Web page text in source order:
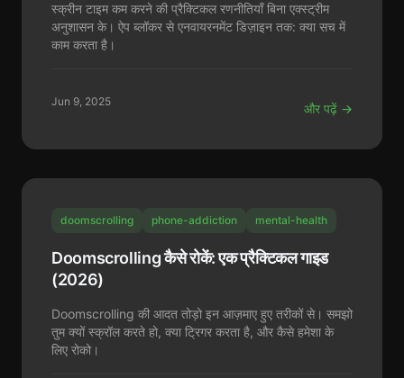
स्क्रीन टाइम कम करने की प्रैक्टिकल रणनीतियाँ बिना एक्स्ट्रीम
अनुशासन के। ऐप ब्लॉकर से एनवायरनमेंट डिज़ाइन तक: क्या सच में
काम करता है।
Jun 9, 2025 और पढ़ें →
doomscrolling phone-addiction mental-health
Doomscrolling कैसे रोकें: एक प्रैक्टिकल गाइड
(2026)
Doomscrolling की आदत तोड़ो इन आज़माए हुए तरीकों से। समझो
तुम क्यों स्क्रॉल करते हो, क्या ट्रिगर करता है, और कैसे हमेशा के
लिए रोको।